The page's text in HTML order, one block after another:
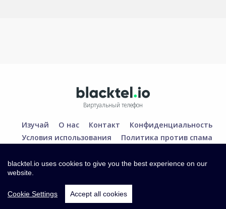
Виртуальный телефон
Изучай О нас Контакт
Конфиденциальность
Условия использования
Политика против спама
blacktel.io uses cookies to give you the best experience on our
website.
Cookie Settings Accept all cookies